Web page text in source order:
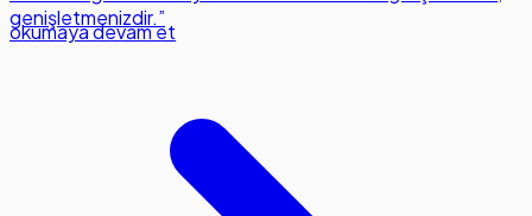
genişletmenizdir.”
okumaya devam et